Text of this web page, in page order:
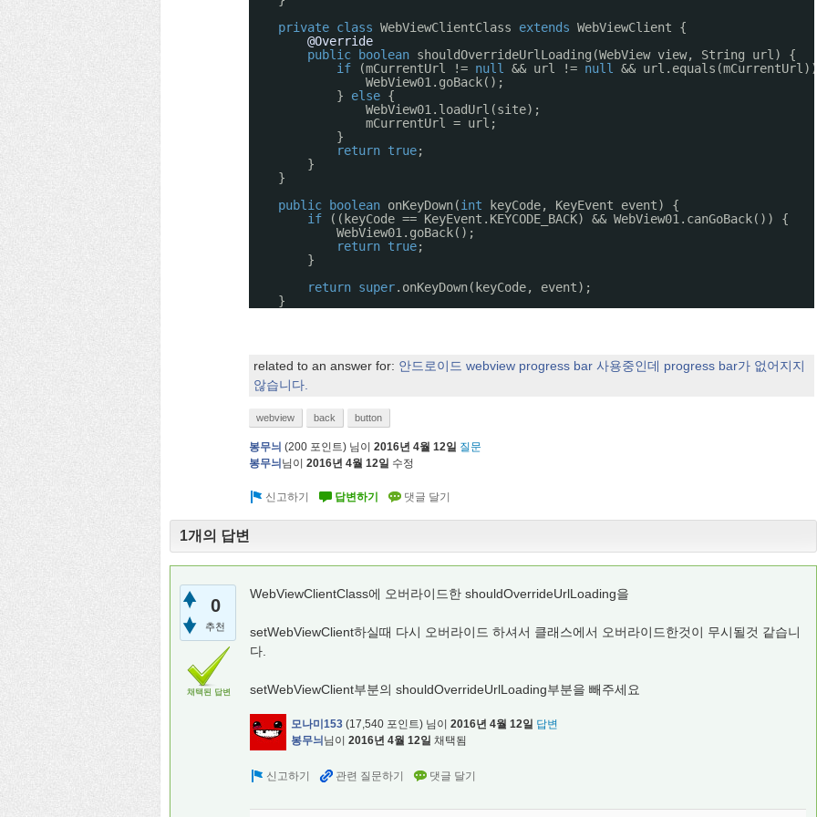
private class WebViewClientClass extends WebViewClient {
@Override
public
boolean shouldOverrideUrlLoading(WebView view, String url) {
if
(mCurrentUrl != null && url != null
&&
WebView01.goBack();
} else {
WebView01.loadUrl(site);
mCurrentUrl = url;
}
return true;
}
}
public
boolean onKeyDown(int
keyCode, KeyEvent event) {
if
((keyCode == KeyEvent.KEYCODE_BACK) && WebView01.canGoBack()) {
WebView01.goBack();
return true;
}
return super.onKeyDown(keyCode, event);
}
related to an answer for: 안드로이드 webview progress bar 사용중인데 progress bar가 없어지지
않습니다.
webview back button
봉무늬 (200 포인트) 님이 2016년 4월 12일 질문
봉무늬 님이 2016년 4월 12일 수정
1개의 답변
0
추천
채택된 답변
WebViewClientClass에 오버라이드한 shouldOverrideUrlLoading을
setWebViewClient하실때 다시 오버라이드 하셔서 클래스에서 오버라이드한것이 무시될것 같습니
다.
setWebViewClient부분의 shouldOverrideUrlLoading부분을 빼주세요
모나미153 (17,540 포인트) 님이 2016년 4월 12일 답변
봉무늬님이 2016년 4월 12일 채택됨